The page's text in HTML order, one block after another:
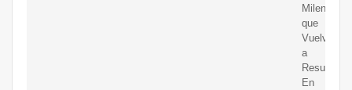
Milenaria
que
Vuelve
a
Resurgir
En